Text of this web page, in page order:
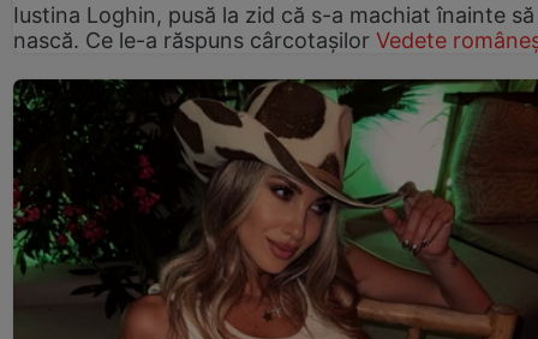
Iustina Loghin, pusă la zid că s-a machiat înainte să
nască. Ce le-a răspuns cârcotașilor Vedete